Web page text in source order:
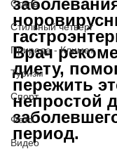
Стиль
Стильный четверг
Природа - Климат
Туризм
Спорт
Фото
Видео
Врач
диету,
пережить
непростой
период.